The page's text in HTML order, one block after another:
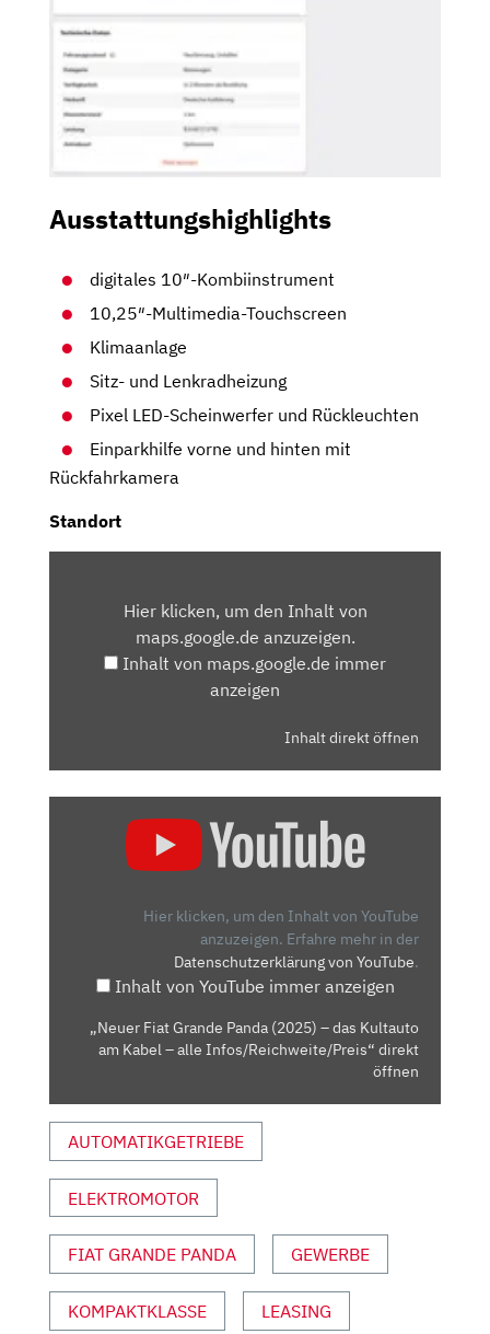
Ausstattungshighlights
digitales 10″-Kombiinstrument
10,25″-Multimedia-Touchscreen
Klimaanlage
Sitz- und Lenkradheizung
Pixel LED-Scheinwerfer und Rückleuchten
Einparkhilfe vorne und hinten mit
Rückfahrkamera
Standort
MAPS.GOOGLE.DEHier klicken, um den Inhalt von
maps.google.de anzuzeigen.
Inhalt von maps.google.de immer
anzeigen
Inhalt direkt öffnen
KULTAUTO
KABEL
INFOS/REICHWEITE/PREIS“
VON
YOUTUBE
ANZEIGEN
Hier klicken, um den Inhalt von YouTube
anzuzeigen. Erfahre mehr in der
Datenschutzerklärung von YouTube.
Inhalt von YouTube immer anzeigen
„Neuer Fiat Grande Panda (2025) – das Kultauto
am Kabel – alle Infos/Reichweite/Preis“ direkt
öffnen
AUTOMATIKGETRIEBE
ELEKTROMOTOR
FIAT GRANDE PANDA GEWERBE
KOMPAKTKLASSE LEASING